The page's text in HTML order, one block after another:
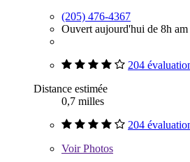
(205) 476-4367
Ouvert aujourd'hui de 8h
204
Distance estimée
0,7 milles
204
VoirPhotos